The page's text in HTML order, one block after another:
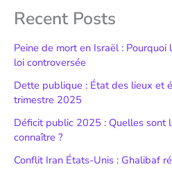
Recent Posts
Peine de mort en Israël : Pourquoi
loi controversée
Dette publique : État des lieux et
trimestre 2025
Déficit public 2025 : Quelles sont
connaître ?
Conflit Iran États-Unis : Ghalibaf